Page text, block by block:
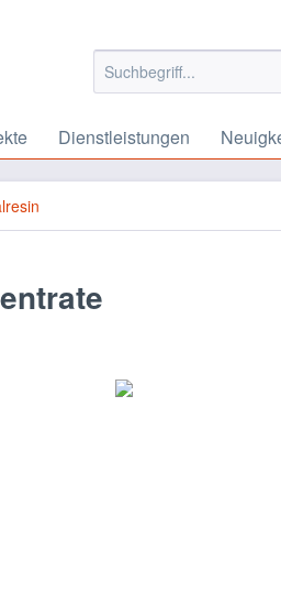
Dienstleistungen